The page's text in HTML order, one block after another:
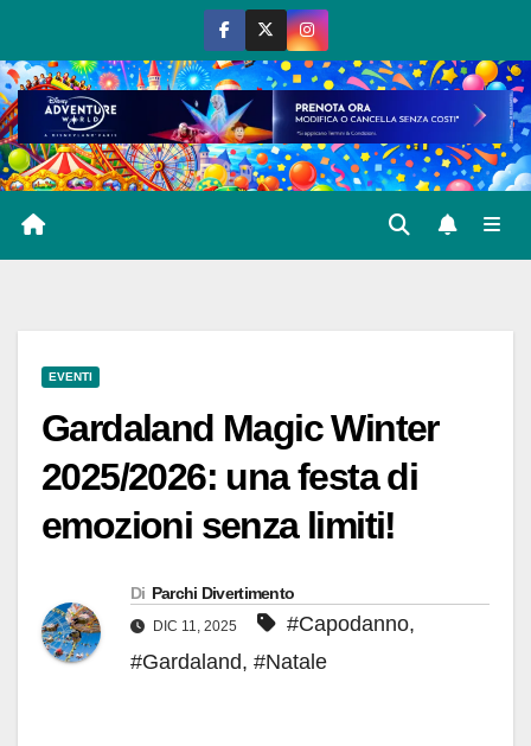
al
contenuto
EVENTI
Gardaland Magic Winter
2025/2026: una festa di
emozioni senza limiti!
Di Parchi Divertimento
DIC 11, 2025 #Capodanno,
#Gardaland, #Natale